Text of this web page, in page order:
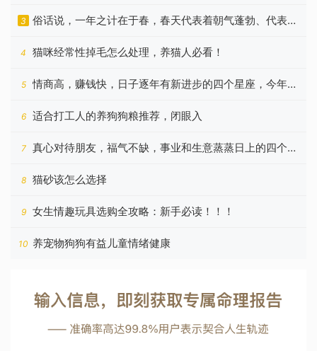
3
俗话说，一年之计在于春，春天代表着朝气蓬勃、代表着
希望
4 猫咪经常性掉毛怎么处理，养猫人必看！
5
情商高，赚钱快，日子逐年有新进步的四个星座，今年更
好
6 适合打工人的养狗狗粮推荐，闭眼入
7
真心对待朋友，福气不缺，事业和生意蒸蒸日上的四个星
座
8 猫砂该怎么选择
9 女生情趣玩具选购全攻略：新手必读！！！
10 养宠物狗狗有益儿童情绪健康